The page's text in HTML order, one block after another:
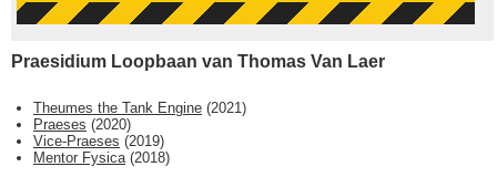
Praesidium Loopbaan van Thomas Van Laer
Theumes the Tank Engine (2021)
Praeses (2020)
Vice-Praeses (2019)
Mentor Fysica(2018)